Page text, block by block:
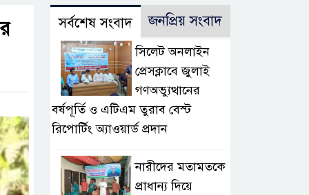
সর্বশেষ সংবাদ জনপ্রিয় সংবাদ
সিলেট অনলাইন
প্রেসক্লাবে জুলাই
গণঅভ্যুত্থানের
বর্ষপূর্তি ও এটিএম তুরাব বেস্ট
রিপোর্টিং অ্যাওয়ার্ড প্রদান
নারীদের মতামতকে
প্রাধান্য দিয়ে